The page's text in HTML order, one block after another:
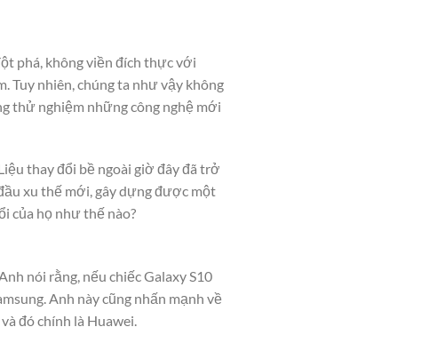
phá, không viền đích thực với
Tuy nhiên, chúng ta như vậy không
thử nghiệm những công nghệ mới
thay đổi bề ngoài giờ đây đã trở
xu thế mới, gây dựng được một
của họ như thế nào?
nói rằng, nếu chiếc Galaxy S10
Anh này cũng nhấn mạnh về
đó chính là Huawei.